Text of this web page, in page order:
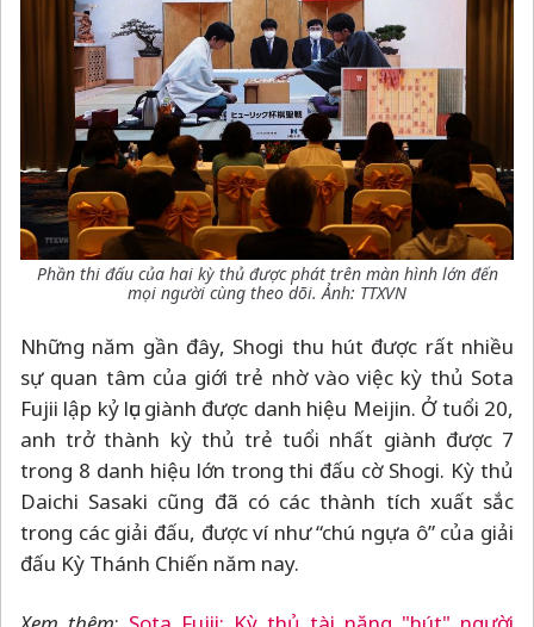
Phần thi đấu của hai kỳ thủ được phát trên màn hình lớn đến
mọi người cùng theo dõi. Ảnh: TTXVN
Những năm gần đây, Shogi thu hút được rất nhiều
sự quan tâm của giới trẻ nhờ vào việc kỳ thủ Sota
Fujii lập kỷ lục giành được danh hiệu Meijin. Ở tuổi 20,
anh trở thành kỳ thủ trẻ tuổi nhất giành được 7
trong 8 danh hiệu lớn trong thi đấu cờ Shogi. Kỳ thủ
Daichi Sasaki cũng đã có các thành tích xuất sắc
trong các giải đấu, được ví như “chú ngựa ô” của giải
đấu Kỳ Thánh Chiến năm nay.